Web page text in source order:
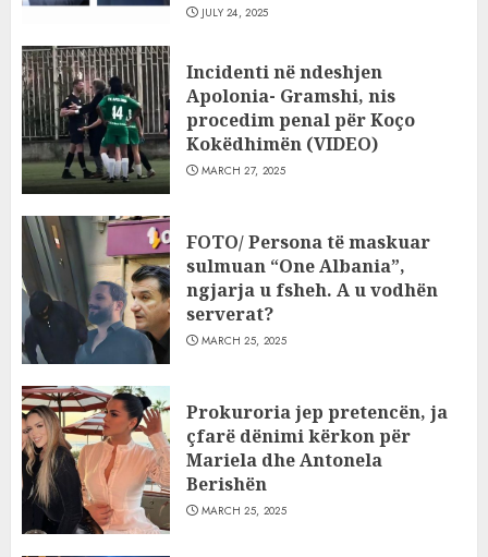
JULY 24, 2025
Incidenti në ndeshjen
Apolonia- Gramshi, nis
procedim penal për Koço
Kokëdhimën (VIDEO)
MARCH 27, 2025
FOTO/ Persona të maskuar
sulmuan “One Albania”,
ngjarja u fsheh. A u vodhën
serverat?
MARCH 25, 2025
Prokuroria jep pretencën, ja
çfarë dënimi kërkon për
Mariela dhe Antonela
Berishën
MARCH 25, 2025